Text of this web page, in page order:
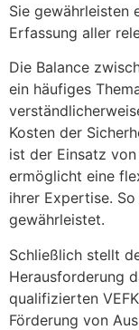
Sie gewährleisten
Erfassung aller
Die Balance
ein häufiges
Kosten der
ist der Einsatz
ermöglicht eine
ihrer Expertise.
gewährleistet.
Schließlich stellt
Herausforderung
qualifizierten
Förderung von